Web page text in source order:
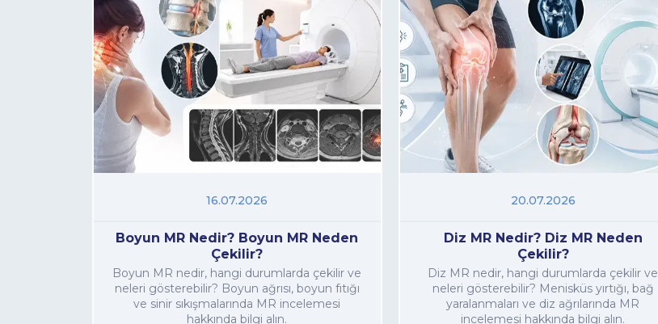
16.07.2026
Boyun MR Nedir? Boyun MR Neden
Çekilir?
Boyun MR nedir, hangi durumlarda çekilir ve
neleri gösterebilir? Boyun ağrısı, boyun fıtığı
ve sinir sıkışmalarında MR incelemesi
hakkında bilgi alın.
20.07.2026
Diz MR Nedir? Diz MR Neden
Çekilir?
Diz MR nedir, hangi durumlarda çekilir ve
neleri gösterebilir? Menisküs yırtığı, bağ
yaralanmaları ve diz ağrılarında MR
incelemesi hakkında bilgi alın.